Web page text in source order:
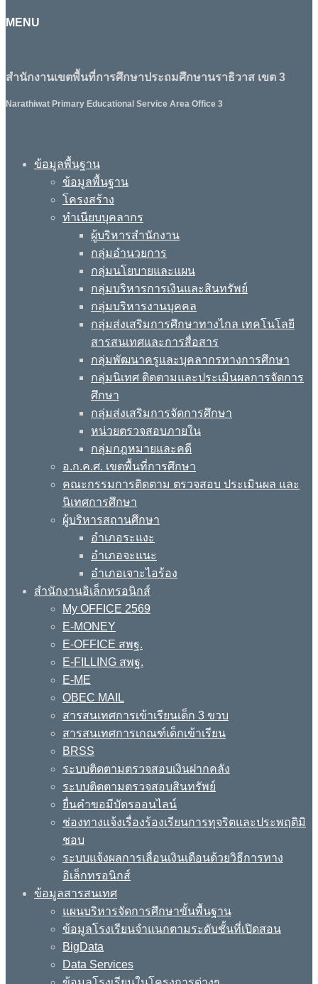
MENU
สำนักงานเขตพื้นที่การศึกษาประถมศึกษานราธิวาส เขต 3
Narathiwat Primary Educational Service Area Office 3
ข้อมูลพื้นฐาน
ข้อมูลพื้นฐาน
โครงสร้าง
ทำเนียบบุคลากร
ผู้บริหารสำนักงาน
กลุ่มอำนวยการ
กลุ่มนโยบายและแผน
กลุ่มบริหารการเงินและสินทรัพย์
กลุ่มบริหารงานบุคคล
กลุ่มส่งเสริมการศึกษาทางไกล เทคโนโลยี
สารสนเทศและการสื่อสาร
กลุ่มพัฒนาครูและบุคลากรทางการศึกษา
กลุ่มนิเทศ ติดตามและประเมินผลการจัดการ
ศึกษา
กลุ่มส่งเสริมการจัดการศึกษา
หน่วยตรวจสอบภายใน
กลุ่มกฎหมายและคดี
อ.ก.ค.ศ. เขตพื้นที่การศึกษา
คณะกรรมการติดตาม ตรวจสอบ ประเมินผล และ
นิเทศการศึกษา
ผู้บริหารสถานศึกษา
อำเภอระแงะ
อำเภอจะแนะ
อำเภอเจาะไอร้อง
สำนักงานอิเล็กทรอนิกส์
My OFFICE 2569
E-MONEY
E-OFFICE สพฐ.
E-FILLING สพฐ.
E-ME
OBEC MAIL
สารสนเทศการเข้าเรียนเด็ก 3 ขวบ
สารสนเทศการเกณฑ์เด็กเข้าเรียน
BRSS
ระบบติดตามตรวจสอบเงินฝากคลัง
ระบบติดตามตรวจสอบสินทรัพย์
ยื่นคำขอมีบัตรออนไลน์
ช่องทางแจ้งเรื่องร้องเรียนการทุจริตและประพฤติมิ
ชอบ
ระบบแจ้งผลการเลื่อนเงินเดือนด้วยวิธีการทาง
อิเล็กทรอนิกส์
ข้อมูลสารสนเทศ
แผนบริหารจัดการศึกษาขั้นพื้นฐาน
ข้อมูลโรงเรียนจำแนกตามระดับชั้นที่เปิดสอน
BigData
Data Services